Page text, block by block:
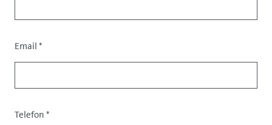
Dane
kontaktowe
Email *
Telefon *